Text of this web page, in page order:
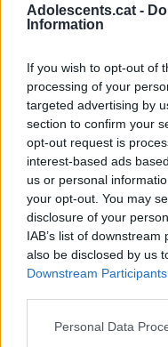
Adolescents.cat -
Information
If you wish to opt-out of
processing of your
targeted advertising by
section to confirm your
opt-out request is
interest-based ads
us or personal
your opt-out. You may
disclosure of your
IAB’s list of
also be disclosed by us
Downstream Participants
Personal Data
D’altra banda, amb
com ara:
d’idiomes aquí i a
allotjament per